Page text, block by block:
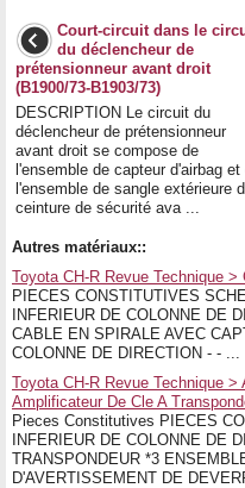
Court-circuit dans le
du déclencheur de
prétensionneur avant droit
(B1900/73-B1903/73)
DESCRIPTION Le circuit du
déclencheur de prétensionneur
avant droit se compose de
l'ensemble de capteur d'airbag et
l'ensemble de sangle extérieure
ceinture de sécurité ava ...
Autres matériaux::
Toyota CH-R Revue Technique
PIECES CONSTITUTIVES
INFERIEUR DE COLONNE DE
CABLE EN SPIRALE AVEC
COLONNE DE DIRECTION - - ...
Toyota CH-R Revue Technique
Amplificateur De Cle A
Pieces Constitutives PIECES
INFERIEUR DE COLONNE DE
TRANSPONDEUR *3
D'AVERTISSEMENT DE